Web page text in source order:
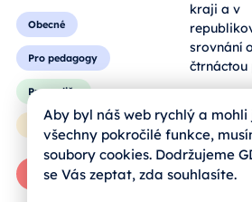
vlastníma rukama.
Obecné
Pro pedagogy
Pro rodiče
Pro žáky
kraji a v
srovnání
čtrnáctou
Obecné
Pro rodiče
Pro žáky
Aby byl náš web rychlý a
všechny pokročilé funkce,
soubory cookies. Dodržujeme
se Vás zeptat, zda souhlasíte.